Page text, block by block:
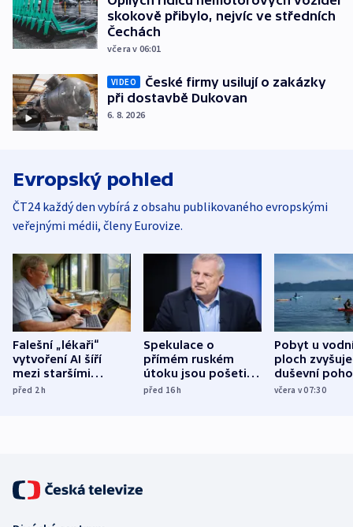
skokově přibylo, nejvíc ve středních
Čechách
včera v 06:01
VIDEO
České firmy usilují o zakázky
při dostavbě Dukovan
6. 8. 2026
Evropský pohled
ČT24 každý den vybírá z obsahu publikovaného evropskými
veřejnými médii, členy Eurovize.
Falešní „lékaři“
vytvoření AI šíří
mezi staršími
Poláky nebezpečné
před 2h
Spekulace o
přímém ruském
útoku jsou pošetilé,
míní estonský
před 16h
Pobyt u
ploch zvyšuje
duševní
ukázala
včera v 07:30